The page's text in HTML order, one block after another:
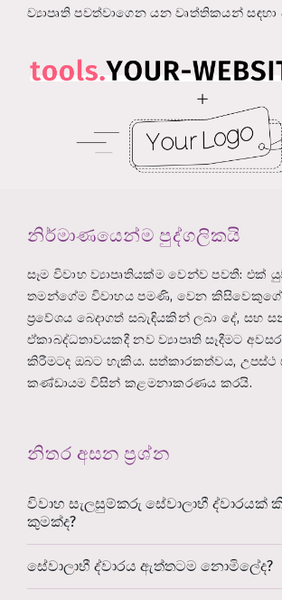
ව්‍යාපෘති පවත්වාගෙන යන වෘත්තිකයන්
නිර්මාණයෙන්ම පුද්ගලිකයි
සෑම විවාහ ව්‍යාපෘතියක්ම වෙන්ව පවතී: එක්
තමන්ගේම විවාහය පමණි, වෙන
ප්‍රවේශය බෙදාගත් සබැඳියකින් ලබා දේ, සහ
ඒකාබද්ධතාවයකදී නව ව්‍යාපෘති සෑදීමට
කිරීමටද ඔබට හැකිය. සත්කාරකත්වය, උපස්ථ
කණ්ඩායම විසින් කළමනාකරණය කරයි.
නිතර අසන ප්‍රශ්න
විවාහ සැලසුම්කරු සේවාලාභී ද්වාරයක්
කුමක්ද?
සේවාලාභී ද්වාරය ඇත්තටම නොමිලේද?